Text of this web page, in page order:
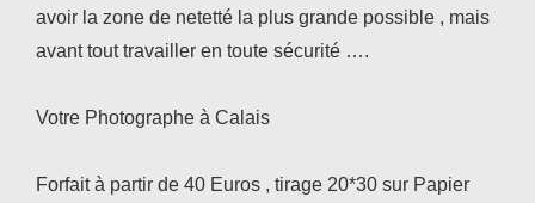
avoir la zone de netetté la plus grande possible , mais
avant tout travailler en toute sécurité ….
Votre Photographe à Calais
Forfait à partir de 40 Euros , tirage 20*30 sur Papier